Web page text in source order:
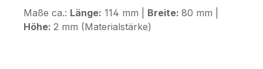
Maße ca.: Länge: 114 mm | Breite: 80 mm |
Höhe: 2 mm (Materialstärke)